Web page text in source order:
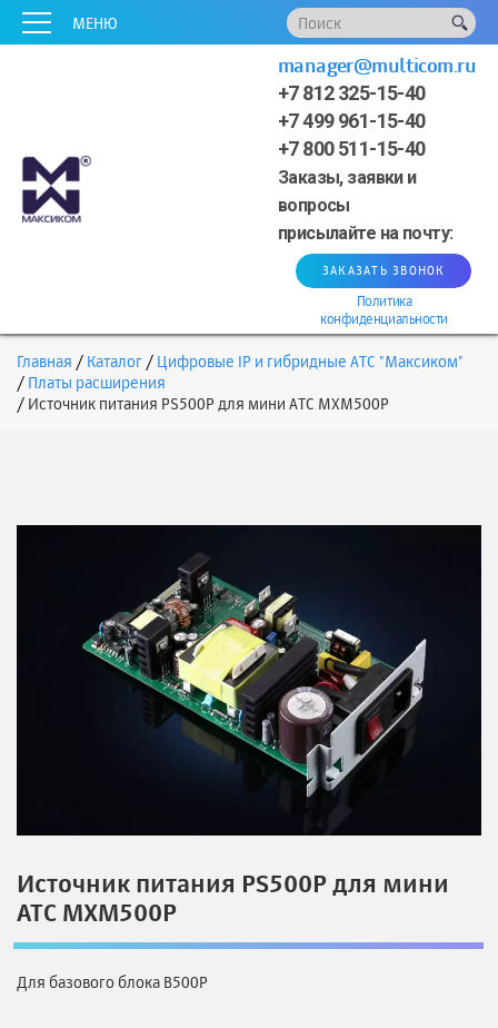
МЕНЮ
+7 812 325-15-40
+7 499 961-15-40
+7 800 511-15-40
Заказы, заявки и
вопросы
присылайте на почту:
manager@multicom.ru
ЗАКАЗАТЬ ЗВОНОК
Политика
конфиденциальности
Главная Каталог
Цифровые IP и гибридные АТС "Максиком"
Платы расширения
Источник питания PS500P для мини АТС MXM500P
Источник питания PS500P для мини
АТС MXM500P
Для базового блока B500P
xxxxx